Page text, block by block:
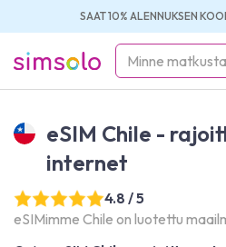
SAAT 10% ALENNUKSEN
simsolo
eSIM Chile -
internet
4.8 / 5
eSIMimme Chile on luotettu